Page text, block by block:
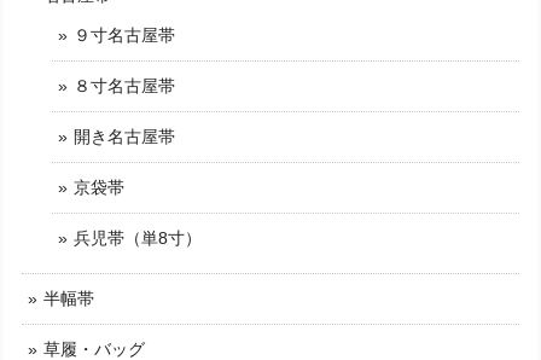
９寸名古屋帯
８寸名古屋帯
開き名古屋帯
京袋帯
兵児帯（単8寸）
半幅帯
草履・バッグ